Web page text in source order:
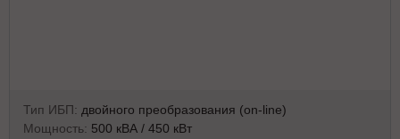
Тип ИБП: двойного преобразования (on-line)
Мощность: 500 кВА / 450 кВт